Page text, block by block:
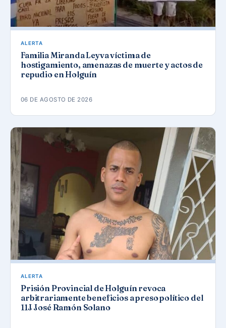
ALERTA
Familia Miranda Leyva víctima de
hostigamiento, amenazas de muerte y actos de
repudio en Holguín
06 DE AGOSTO DE 2026
ALERTA
Prisión Provincial de Holguín revoca
arbitrariamente beneficios a preso político del
11J José Ramón Solano